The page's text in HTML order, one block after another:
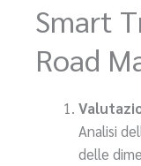
Smart
Road
Analisi
delle